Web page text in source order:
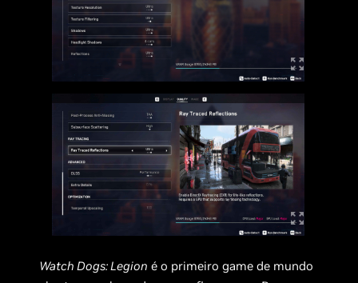
Watch Dogs: Legion é o primeiro game de mundo